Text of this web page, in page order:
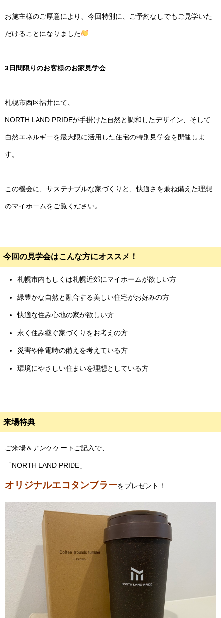
お施主様のご厚意により、今回特別に、ご予約なしでもご見学いた
だけることになりました
3日間限りのお客様のお家見学会
札幌市西区福井にて、
NORTH LAND PRIDEが手掛けた自然と調和したデザイン、そして
自然エネルギーを最大限に活用した住宅の特別見学会を開催しま
す。
この機会に、サステナブルな家づくりと、快適さを兼ね備えた理想
のマイホームをご覧ください。
今回の見学会はこんな方にオススメ！
札幌市内もしくは札幌近郊にマイホームが欲しい方
緑豊かな自然と融合する美しい住宅がお好みの方
快適な住み心地の家が欲しい方
永く住み継ぐ家づくりをお考えの方
災害や停電時の備えを考えている方
環境にやさしい住まいを理想としている方
来場特典
ご来場＆アンケケートご記入で、
「NORTH LAND PRIDE」
オリジナルエコタンブラーをプレゼント！